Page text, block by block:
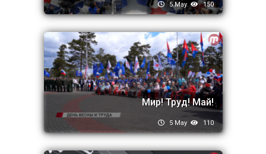
5 May 150
Мир! Труд! Май!
5 May 110